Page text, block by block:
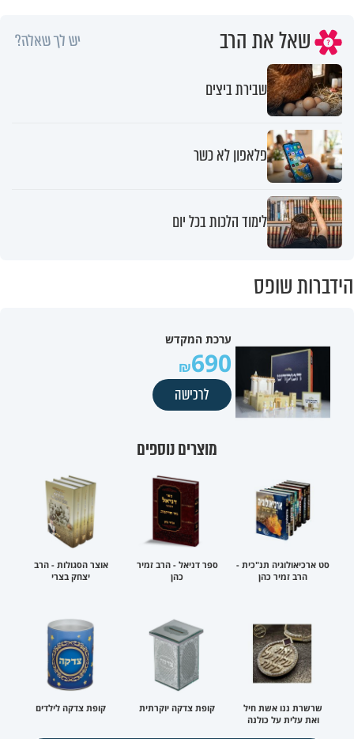
שאל את הרב יש לך שאלה?
שבירת ביצים
פלאפון לא כשר
לימוד הלכות בכל יום
הידברות שופס
ערכת המקדש
690
לרכישה
מוצרים נוספים
סט ארכיאולוגיה תנ"כית -
הרב זמיר כהן
ספר דניאל - הרב זמיר
כהן
אוצר הסגולות - הרב
יצחק בצרי
שרשרת ננו אשת חיל
ואת עלית על כולנה
קופת צדקה יוקרתית קופת צדקה לילדים